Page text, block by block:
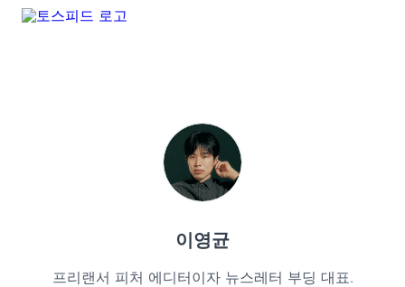
이영균
프리랜서 피처 에디터이자 뉴스레터 부딩 대표.